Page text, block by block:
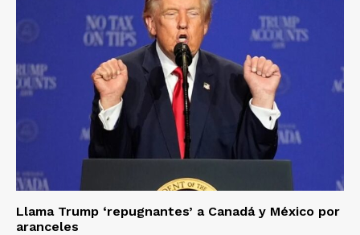
Llama Trump ‘repugnantes’ a Canadá y México por
aranceles